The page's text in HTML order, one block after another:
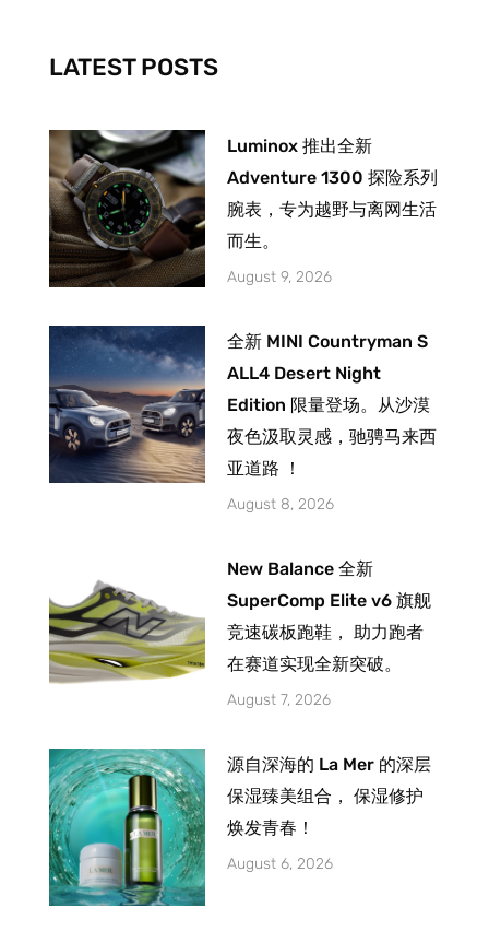
-
f
m
LATEST POSTS
Luminox 推出全新
Adventure 1300 探险系列
腕表，专为越野与离网生活
而生。
August 9, 2026
全新 MINI Countryman S
ALL4 Desert Night
Edition 限量登场。从沙漠
夜色汲取灵感，驰骋马来西
亚道路 ！
August 8, 2026
New Balance 全新
SuperComp Elite v6 旗舰
竞速碳板跑鞋， 助力跑者
在赛道实现全新突破。
August 7, 2026
源自深海的 La Mer 的深层
保湿臻美组合， 保湿修护
焕发青春！
August 6, 2026